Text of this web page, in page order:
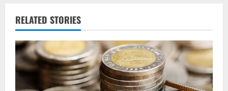
v
i
g
RELATED STORIES